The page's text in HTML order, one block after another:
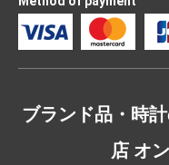
ブランド品・時
店 オ